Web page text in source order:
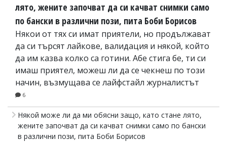
лято, жените започват да си качват снимки само
по бански в различни пози, пита Боби Борисов
Някои от тях си имат приятели, но продължават
да си търсят лайкове, валидация и някой, който
да им казва колко са готини. Абе стига бе, ти си
имаш приятел, можеш ли да се чекнеш по този
начин, възмущава се лайфстайл журналистът
6
Някой може ли да ми обясни защо, като стане лято,
жените започват да си качват снимки само по бански
в различни пози, пита Боби Борисов